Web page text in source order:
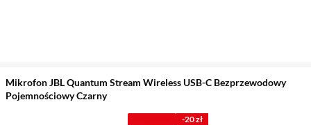
Mikrofon JBL Quantum Stream Wireless USB-C Bezprzewodowy
Pojemnościowy Czarny
-20 zł